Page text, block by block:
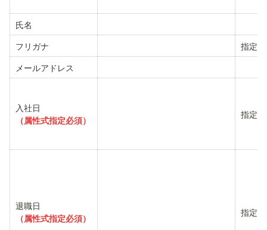
氏名
フリガナ
指定
メールアドレス
（属性式指定必須） 指定
（属性式指定必須） 指定